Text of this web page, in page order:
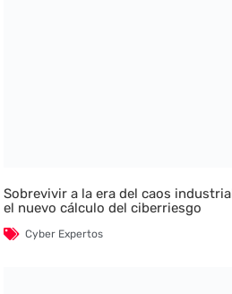
Sobrevivir a la era del caos
el nuevo cálculo del ciberriesgo
Cyber Expertos